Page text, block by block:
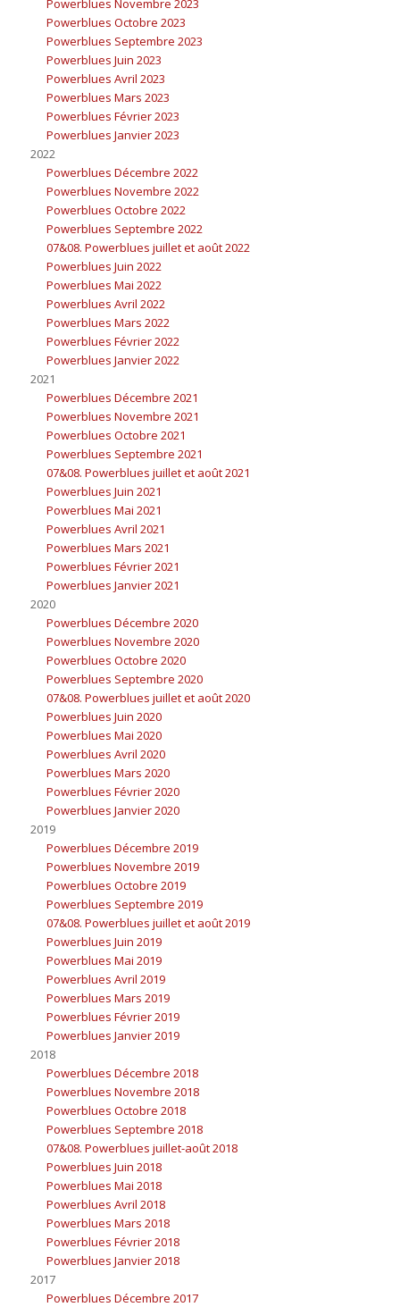
Powerblues Octobre 2023
Powerblues Septembre 2023
Powerblues Juin 2023
Powerblues Avril 2023
Powerblues Mars 2023
Powerblues Février 2023
Powerblues Janvier 2023
2022
Powerblues Décembre 2022
Powerblues Novembre 2022
Powerblues Octobre 2022
Powerblues Septembre 2022
07&08. Powerblues juillet et août 2022
Powerblues Juin 2022
Powerblues Mai 2022
Powerblues Avril 2022
Powerblues Mars 2022
Powerblues Février 2022
Powerblues Janvier 2022
2021
Powerblues Décembre 2021
Powerblues Novembre 2021
Powerblues Octobre 2021
Powerblues Septembre 2021
07&08. Powerblues juillet et août 2021
Powerblues Juin 2021
Powerblues Mai 2021
Powerblues Avril 2021
Powerblues Mars 2021
Powerblues Février 2021
Powerblues Janvier 2021
2020
Powerblues Décembre 2020
Powerblues Novembre 2020
Powerblues Octobre 2020
Powerblues Septembre 2020
07&08. Powerblues juillet et août 2020
Powerblues Juin 2020
Powerblues Mai 2020
Powerblues Avril 2020
Powerblues Mars 2020
Powerblues Février 2020
Powerblues Janvier 2020
2019
Powerblues Décembre 2019
Powerblues Novembre 2019
Powerblues Octobre 2019
Powerblues Septembre 2019
07&08. Powerblues juillet et août 2019
Powerblues Juin 2019
Powerblues Mai 2019
Powerblues Avril 2019
Powerblues Mars 2019
Powerblues Février 2019
Powerblues Janvier 2019
2018
Powerblues Décembre 2018
Powerblues Novembre 2018
Powerblues Octobre 2018
Powerblues Septembre 2018
07&08. Powerblues juillet-août 2018
Powerblues Juin 2018
Powerblues Mai 2018
Powerblues Avril 2018
Powerblues Mars 2018
Powerblues Février 2018
Powerblues Janvier 2018
2017
Powerblues Décembre 2017